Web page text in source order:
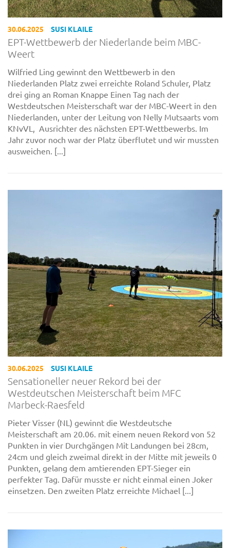
30.06.2025 SUSI KLAILE
EPT-Wettbewerb der Niederlande beim MBC-
Weert
Wilfried Ling gewinnt den Wettbewerb in den
Niederlanden Platz zwei erreichte Roland Schuler, Platz
drei ging an Roman Knappe Einen Tag nach der
Westdeutschen Meisterschaft war der MBC-Weert in den
Niederlanden, unter der Leitung von Nelly Mutsaarts vom
KNvVL, Ausrichter des nächsten EPT-Wettbewerbs. Im
Jahr zuvor noch war der Platz überflutet und wir mussten
ausweichen. [...]
30.06.2025 SUSI KLAILE
Sensationeller neuer Rekord bei der
Westdeutschen Meisterschaft beim MFC
Marbeck-Raesfeld
Pieter Visser (NL) gewinnt die Westdeutsche
Meisterschaft am 20.06. mit einem neuen Rekord von 52
Punkten in vier Durchgängen Mit Landungen bei 28cm,
24cm und gleich zweimal direkt in der Mitte mit jeweils 0
Punkten, gelang dem amtierenden EPT-Sieger ein
perfekter Tag. Dafür musste er nicht einmal einen Joker
einsetzen. Den zweiten Platz erreichte Michael [...]